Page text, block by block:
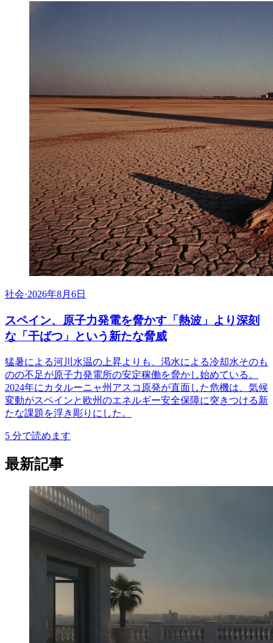
社会·2026年8月6日
スペイン、原子力発電を脅かす「熱波」より深刻
な「干ばつ」という新たな脅威
猛暑による河川水温の上昇よりも、渇水による冷却水そのも
のの不足が原子力発電所の安定稼働を脅かし始めている。
2024年にカタルーニャ州アスコ原発が直面した危機は、気候
変動がスペインと欧州のエネルギー安全保障に突きつける新
たな課題を浮き彫りにした。
5 分で読めます
最新記事